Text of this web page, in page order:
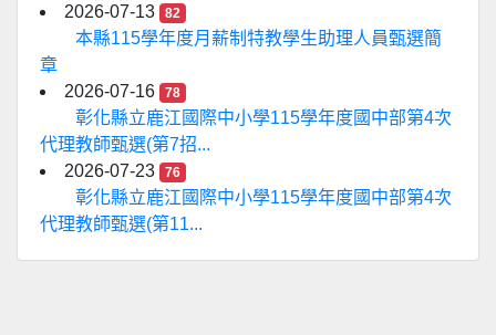
2026-07-13
82
本縣115學年度月薪制特教學生助理人員甄選簡
章
2026-07-16
78
彰化縣立鹿江國際中小學115學年度國中部第4次
代理教師甄選(第7招...
2026-07-23
76
彰化縣立鹿江國際中小學115學年度國中部第4次
代理教師甄選(第11...